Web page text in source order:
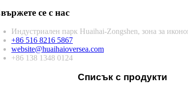
се с нас
Индустриален парк Huaihai-Zongshen, зона за
+86 516 8216 5867
website@huaihaioversea.com
+86 138 1348 0124
Списък с продукти